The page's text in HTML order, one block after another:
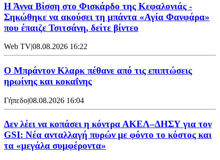
Η Άννα Βίσση στο Φισκάρδο της Κεφαλονιάς -
Σηκώθηκε να ακούσει τη μπάντα «Αγία Φανφάρα»
που έπαιζε Τσιτσάνη, δείτε βίντεο
Web TV|08.08.2026 16:22
Ο Μπράντον Κλαρκ πέθανε από τις επιπτώσεις
ηρωίνης και κοκαΐνης
Γήπεδο|08.08.2026 16:04
Δεν λέει να κοπάσει η κόντρα ΑΚΕΛ–ΔΗΣΥ για τον
GSI: Νέα ανταλλαγή πυρών με φόντο το κόστος και
τα «μεγάλα συμφέροντα»